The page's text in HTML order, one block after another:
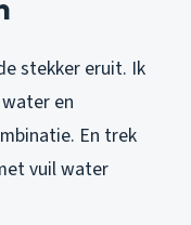
stekker eruit. Ik
en
En trek
vuil water